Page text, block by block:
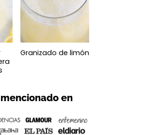
Granizado de limón
en